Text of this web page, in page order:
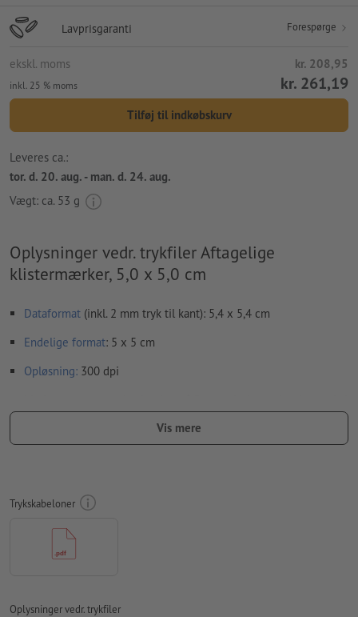
Lavprisgaranti Forespørge
ekskl. moms kr. 208,95
inkl. 25 % moms kr. 261,19
Tilføj til indkøbskurv
Leveres ca.:
tor. d. 20. aug. - man. d. 24. aug.
Vægt: ca. 53 g
Oplysninger vedr. trykfiler Aftagelige
klistermærker, 5,0 x 5,0 cm
Dataformat (inkl. 2 mm tryk til kant): 5,4 x 5,4 cm
Endelige format: 5 x 5 cm
Opløsning: 300 dpi
Skrifttyperskal integreres helt eller konverteres til kurver
papir, FOGRA52 (PSO Uncoated v3 FOGRA52) til ubestrøget
Vi kontrollerer ikke for
Transparenser
skal generelt reduceres
Vis mere
Trykskabeloner
Oplysninger vedr. trykfiler